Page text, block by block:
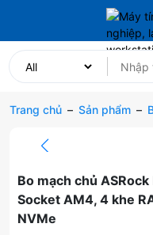
Trang chủ – Sản phẩm –
Bo mạch chủ
Socket AM4, 4 khe
NVMe